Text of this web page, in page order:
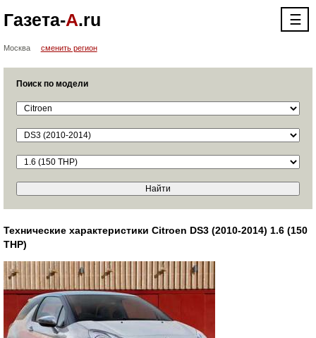
Газета-А.ru ☰
Москва сменить регион
Поиск по модели
Технические характеристики Citroen DS3 (2010-2014) 1.6 (150
THP)